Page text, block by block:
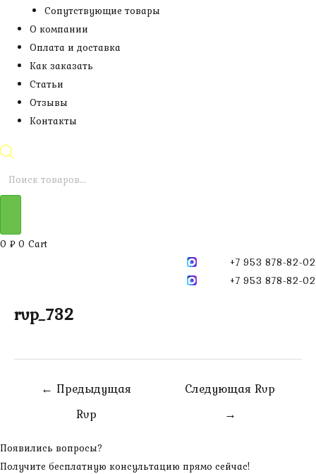
Сопутствующие товары
О компании
Оплата и доставка
Как заказать
Статьи
Отзывы
Контакты
Поиск
0 ₽ 0 Cart
+7 953 878-82-02
+7 953 878-82-02
rvp_732
Навигация
← Предыдущая
Rvp
Следующая Rvp
→
Появились вопросы?
Получите бесплатную консультацию прямо сейчас!